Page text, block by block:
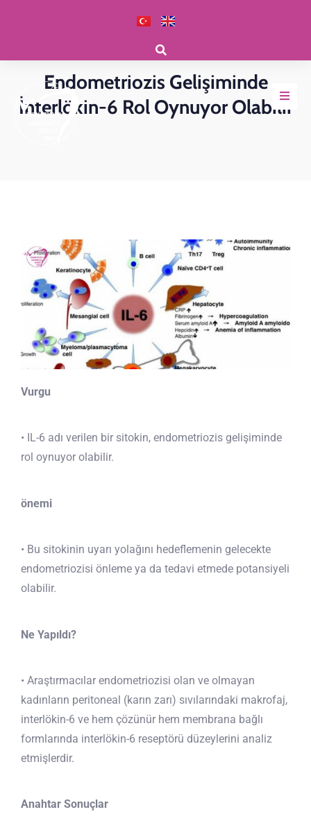
Klinik Haberler
Endometriozis Gelişiminde
İnterlökin-6 Rol Oynuyor Olabilir
Vurgu
• IL-6 adı verilen bir sitokin, endometriozis gelişiminde
rol oynuyor olabilir.
önemi
• Bu sitokinin uyarı yolağını hedeflemenin gelecekte
endometriozisi önleme ya da tedavi etmede potansiyeli
olabilir.
Ne Yapıldı?
• Araştırmacılar endometriozisi olan ve olmayan
kadınların peritoneal (karın zarı) sıvılarındaki makrofaj,
interlökin-6 ve hem çözünür hem membrana bağlı
formlarında interlökin-6 reseptörü düzeylerini analiz
etmişlerdir.
Anahtar Sonuçlar